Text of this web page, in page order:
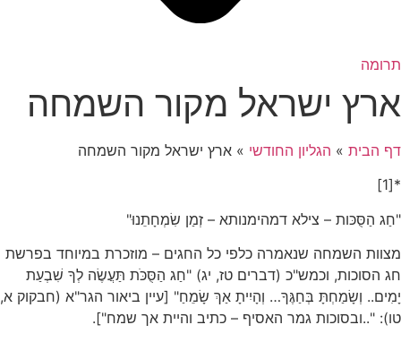
תרומה
ארץ ישראל מקור השמחה
דף הבית » הגליון החודשי » ארץ ישראל מקור השמחה
*[1]
"חַג הַסֻּכּות – צילא דמהימנותא – זְמַן שִׂמְחָתֵנוּ"
מצוות השמחה שנאמרה כלפי כל החגים – מוזכרת במיוחד בפרשת
חג הסוכות, וכמש"כ (דברים טז, יג) "חַג הַסֻּכֹּת תַּעֲשֶׂה לְךָ שִׁבְעַת
יָמִים.. וְשָׂמַחְתָּ בְּחַגֶּךָ… וְהָיִיתָ אַךְ שָׂמֵחַ" [עיין ביאור הגר"א (חבקוק א,
טו): "..ובסוכות גמר האסיף – כתיב והיית אך שמח"].